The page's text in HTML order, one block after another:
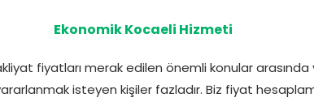
Ekonomik Kocaeli Hizmeti
fiyatları merak edilen önemli konular arasında
isteyen kişiler fazladır. Biz fiyat